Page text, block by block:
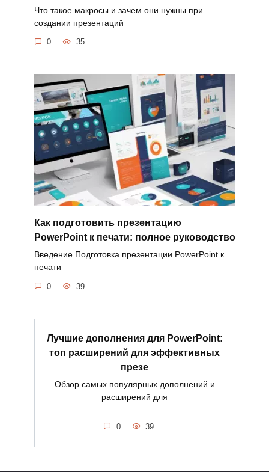
Что такое макросы и зачем они нужны при
создании презентаций
0 35
Как подготовить презентацию
PowerPoint к печати: полное руководство
Введение Подготовка презентации PowerPoint к
печати
0 39
Лучшие дополнения для PowerPoint:
топ расширений для эффективных
презе
Обзор самых популярных дополнений и
расширений для
0 39